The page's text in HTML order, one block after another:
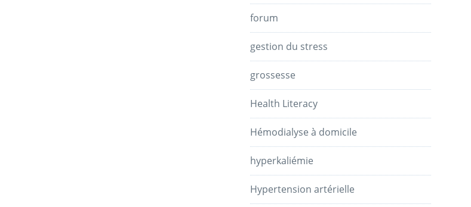
forum
gestion du stress
grossesse
Health Literacy
Hémodialyse à domicile
hyperkaliémie
Hypertension artérielle